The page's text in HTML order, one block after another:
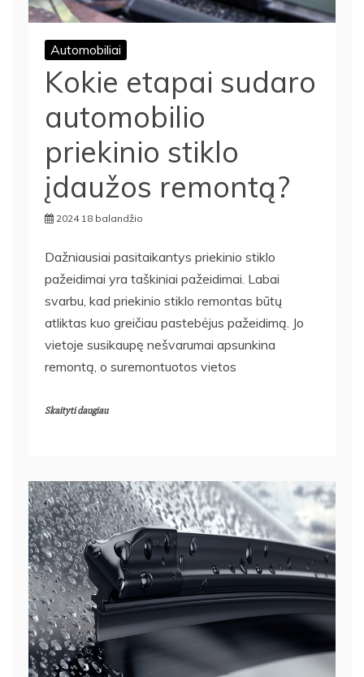
Automobiliai
Kokie etapai sudaro
automobilio
priekinio stiklo
įdaužos remontą?
2024 18 balandžio
Dažniausiai pasitaikantys priekinio stiklo
pažeidimai yra taškiniai pažeidimai. Labai
svarbu, kad priekinio stiklo remontas būtų
atliktas kuo greičiau pastebėjus pažeidimą. Jo
vietoje susikaupę nešvarumai apsunkina
remontą, o suremontuotos vietos
Skaityti daugiau